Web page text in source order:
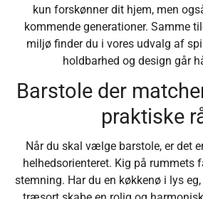
kun forskønner dit hjem, men
kommende generationer. Samme
miljø finder du i vores udvalg af
holdbarhed og design går
Barstole der
praktiske
Når du skal vælge barstole, er det
helhedsorienteret. Kig på rummets
stemning. Har du en køkkenø i lys